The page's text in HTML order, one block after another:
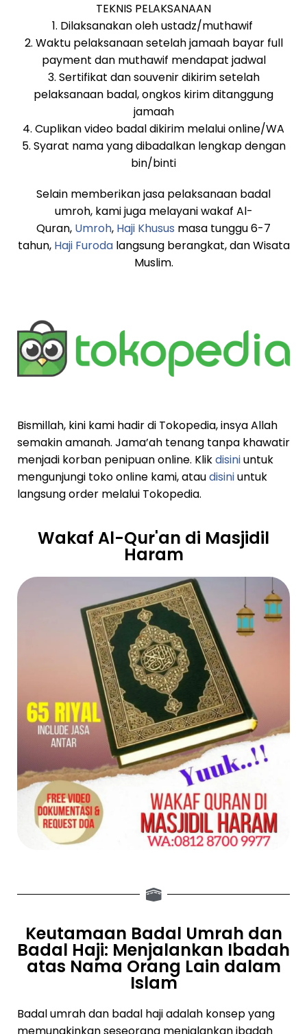
TEKNIS PELAKSANAAN
1. Dilaksanakan oleh ustadz/muthawif
2. Waktu pelaksanaan setelah jamaah bayar full
payment dan muthawif mendapat jadwal
3. Sertifikat dan souvenir dikirim setelah
pelaksanaan badal, ongkos kirim ditanggung
jamaah
4. Cuplikan video badal dikirim melalui online/WA
5. Syarat nama yang dibadalkan lengkap dengan
bin/binti
Selain memberikan jasa pelaksanaan badal
umroh, kami juga melayani wakaf Al-
Quran, Umroh, Haji Khusus masa tunggu 6-7
tahun, Haji Furodalangsung berangkat, dan Wisata
Muslim.
Bismillah, kini kami hadir di Tokopedia, insya Allah
semakin amanah. Jama’ah tenang tanpa khawatir
menjadi korban penipuan online. Klikdisiniuntuk
mengunjungi toko online kami, ataudisiniuntuk
langsung order melalui Tokopedia.
Wakaf Al-Qur'an di Masjidil
Haram
Keutamaan Badal Umrah dan
Badal Haji: Menjalankan Ibadah
atas Nama Orang Lain dalam
Islam
Badal umrah dan badal haji adalah konsep yang
memungkinkan seseorang menjalankan ibadah